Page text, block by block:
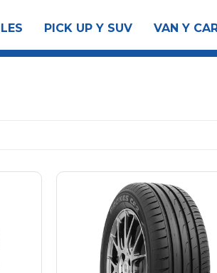
PICK UP Y SUV VAN Y